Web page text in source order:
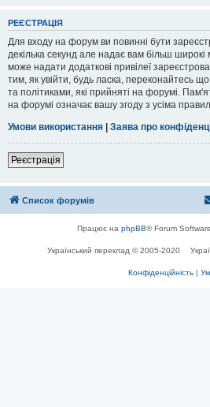
РЕЄСТРАЦІЯ
Для входу на форум ви повинні бути
декілька секунд але надає вам більш широкі
може надати додаткові привілеї
тим, як увійти, будь ласка, переконайтесь
та політиками, які прийняті на форумі.
на форумі означає вашу згоду з усіма
Умови використання | Заява про
Реєстрація
Список форумів
Працює на phpBB® Forum
Український переклад © 2005-2020
Конфіденційність |